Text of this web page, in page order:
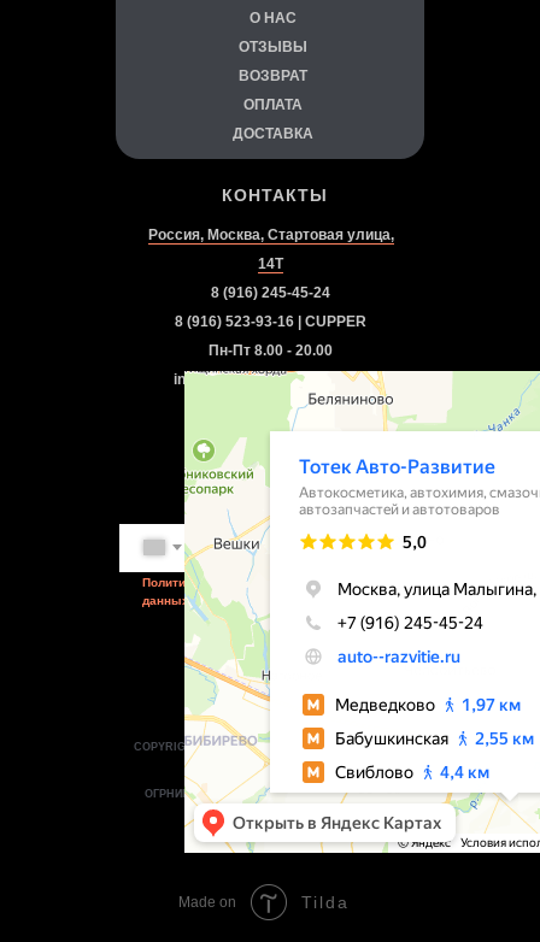
О НАС
ОТЗЫВЫ
ВОЗВРАТ
ОПЛАТА
ДОСТАВКА
КОНТАКТЫ
Способы
оплаты:
Россия, Москва, Стартовая улица,
14Т
8 (916) 245-45-24
8 (916) 523-93-16 | CUPPER
Пн-Пт 8.00 - 20.00
info.autorazvitie@gmail.com
Посмотреть на карте
COPYRIGHT © 2014-2026 АВТО- РАЗВИТИЕ — ИП
ЛУКЬЯНОВ.Д.А.
ВСЕ ПРАВА ЗАЩИЩЕНЫ.
ОГРНИП 321774600220732, ИНН 773700808402.
+7 Go
Сайт разработан Alex
Lukyanov
Заказать звонок
Политика обработки персональных
данных
Made on Tilda